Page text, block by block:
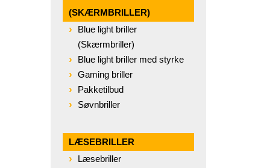
(SKÆRMBRILLER)
Blue light briller
(Skærmbriller)
Blue light briller med styrke
Gaming briller
Pakketilbud
Søvnbriller
LÆSEBRILLER
Læsebriller